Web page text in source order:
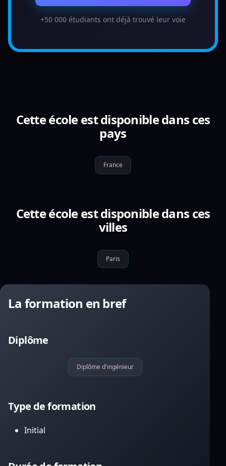
+50 000 étudiants ont déjà trouvé leur voie
Cette école est disponible dans ces
pays
France
Cette école est disponible dans ces
villes
Paris
La formation en bref
Diplôme
Diplôme d'ingénieur
Type de formation
Initial